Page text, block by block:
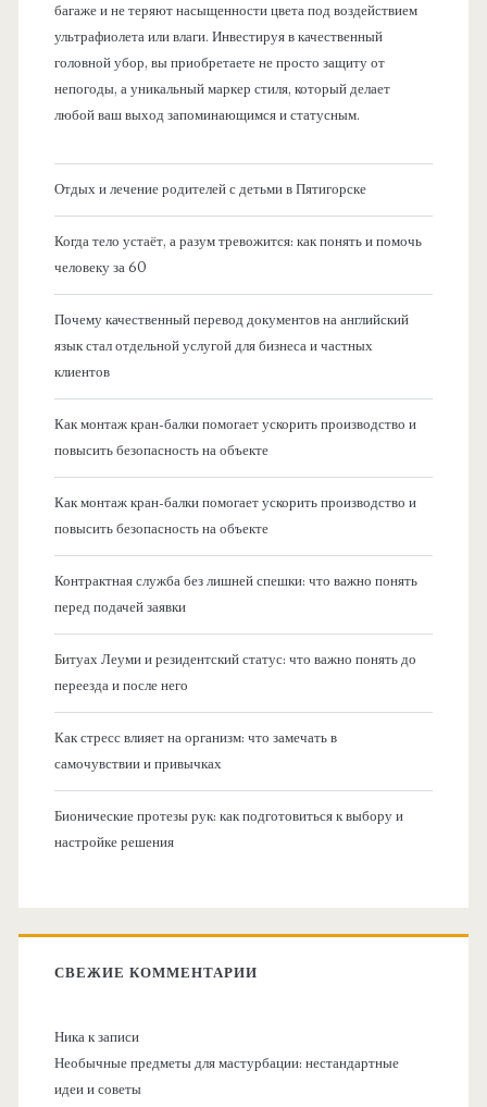
багаже и не теряют насыщенности цвета под воздействием
ультрафиолета или влаги. Инвестируя в качественный
головной убор, вы приобретаете не просто защиту от
непогоды, а уникальный маркер стиля, который делает
любой ваш выход запоминающимся и статусным.
Отдых и лечение родителей с детьми в Пятигорске
Когда тело устаёт, а разум тревожится: как понять и помочь
человеку за 60
Почему качественный перевод документов на английский
язык стал отдельной услугой для бизнеса и частных
клиентов
Как монтаж кран-балки помогает ускорить производство и
повысить безопасность на объекте
Как монтаж кран-балки помогает ускорить производство и
повысить безопасность на объекте
Контрактная служба без лишней спешки: что важно понять
перед подачей заявки
Битуах Леуми и резидентский статус: что важно понять до
переезда и после него
Как стресс влияет на организм: что замечать в
самочувствии и привычках
Бионические протезы рук: как подготовиться к выбору и
настройке решения
СВЕЖИЕ КОММЕНТАРИИ
Никак записи
Необычные предметы для мастурбации: нестандартные
идеи и советы